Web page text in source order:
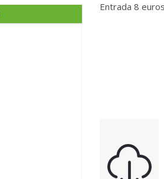
Entrada 8 euros